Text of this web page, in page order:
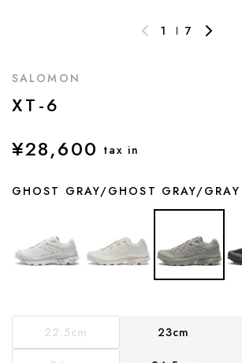
1 7
SALOMON
XT-6
¥28,600 tax in
GHOST GRAY/GHOST GRAY/
22.5cm 23cm